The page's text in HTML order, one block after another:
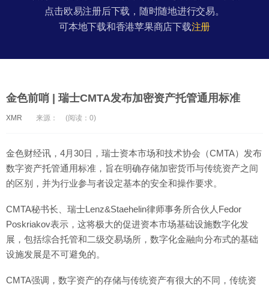
点击欧易注册后下载，随时随地进行交易。
可本地下载和香港苹果商店下载注册
金色前哨 | 瑞士CMTA发布加密资产托管通用标准
XMR 来源： (阅读：0)
金色财经讯，4月30日，瑞士资本市场和技术协会（CMTA）发布
数字资产托管通用标准，旨在明确存储加密货币与传统资产之间
的区别，并为行业参与者设定基本的安全和操作要求。
CMTA秘书长、瑞士Lenz&Staehelin律师事务所合伙人Fedor
Poskriakov表示，这将极大的促进资本市场基础设施数字化发
展，包括综合托管和二级交易场所，数字化金融向分布式的基础
设施发展是不可避免的。
CMTA强调，数字资产的存储与传统资产有很大的不同，传统资